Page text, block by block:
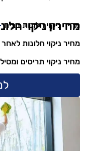
מחירון ניקוי
מחיר ניקוי חלונות בבית
מחיר ניקוי חלונות
מחיר ניקוי תריסים